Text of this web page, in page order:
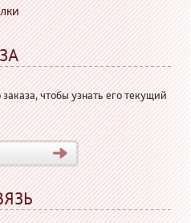
чтобы узнать его текущий